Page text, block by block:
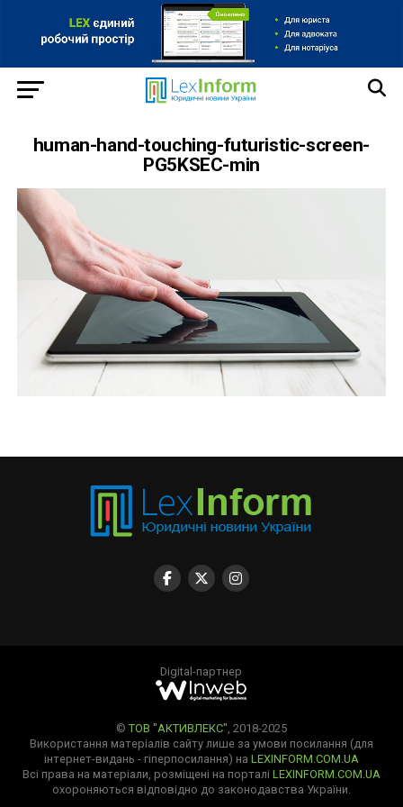
human-hand-touching-futuristic-screen-
PG5KSEC-min
Digital-партнер
© ТОВ "АКТИВЛЕКС", 2018-2025
Використання матеріалів сайту лише за умови посилання (для
інтернет-видань - гіперпосилання) на LEXINFORM.COM.UA
Всі права на матеріали, розміщені на порталі LEXINFORM.COM.UA
охороняються відповідно до законодавства України.